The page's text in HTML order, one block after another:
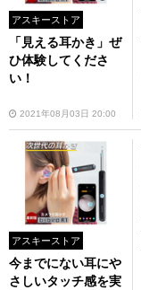
アスキーストア
「見える耳かき」ぜ
ひ体験してくださ
い！
2021年08月03日 20:00
アスキーストア
今までにない耳にや
さしいタッチ感を実